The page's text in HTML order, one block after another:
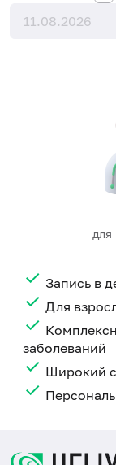
для
Запись в
Для
заболеваний
Широкий